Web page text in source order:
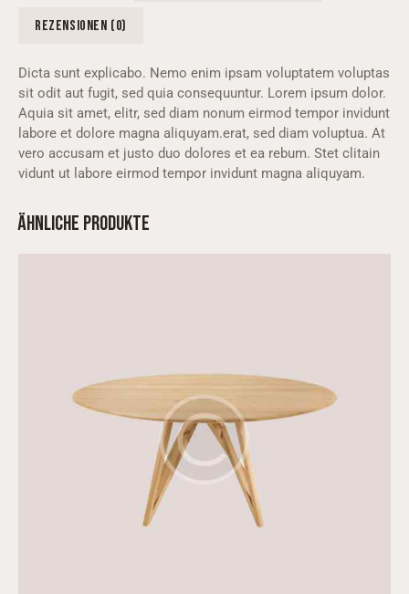
REZENSIONEN (0)
Dicta sunt explicabo. Nemo enim ipsam voluptatem voluptas
sit odit aut fugit, sed quia consequuntur. Lorem ipsum dolor.
Aquia sit amet, elitr, sed diam nonum eirmod tempor invidunt
labore et dolore magna aliquyam.erat, sed diam voluptua. At
vero accusam et justo duo dolores et ea rebum. Stet clitain
vidunt ut labore eirmod tempor invidunt magna aliquyam.
ÄHNLICHE PRODUKTE